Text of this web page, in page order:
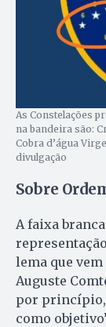
As Constelações
na bandeira são:
Cobra d’água
divulgação
Sobre
A faixa
lema que
Auguste
por princípio,
como